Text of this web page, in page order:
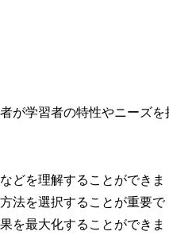
が学習者の特性やニーズを
どを理解することができま
法を選択することが重要で
を最大化することができま